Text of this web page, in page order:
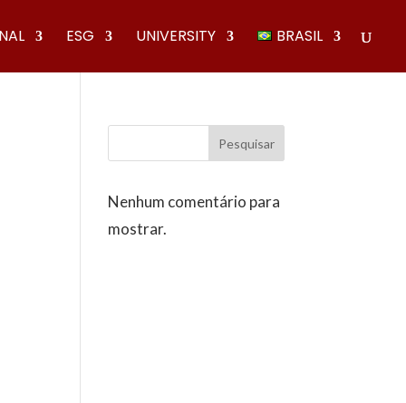
ESG UNIVERSITY BRASIL
Pesquisar
Nenhum comentário para
mostrar.